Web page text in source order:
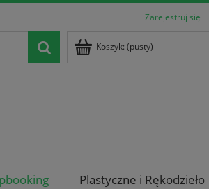
Zarejestruj się
Koszyk: (pusty)
Plastyczne i Rękodzieło